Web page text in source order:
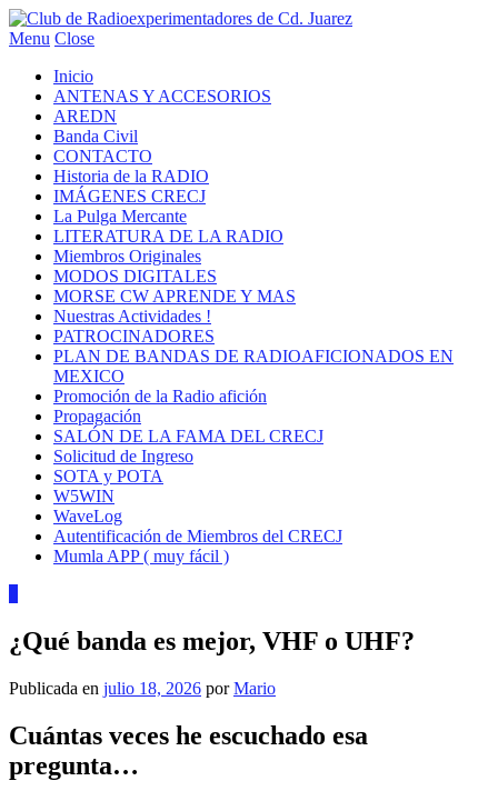
Menu Close
Inicio
ANTENAS Y ACCESORIOS
AREDN
Banda Civil
CONTACTO
Historia de la RADIO
IMÁGENES CRECJ
La Pulga Mercante
LITERATURA DE LA RADIO
Miembros Originales
MODOS DIGITALES
MORSE CW APRENDE Y MAS
Nuestras Actividades !
PATROCINADORES
PLAN DE BANDAS DE RADIOAFICIONADOS EN
MEXICO
Promoción de la Radio afición
Propagación
SALÓN DE LA FAMA DEL CRECJ
Solicitud de Ingreso
SOTA y POTA
W5WIN
WaveLog
Autentificación de Miembros del CRECJ
Mumla APP ( muy fácil )
¿Qué banda es mejor, VHF o UHF?
Publicada en julio 18, 2026 porMario
Cuántas veces he escuchado esa
pregunta…